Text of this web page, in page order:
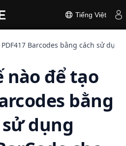
Tiếng Việt
Barcodes bằng cách sử dụng
nào để tạo
bằng
dụng